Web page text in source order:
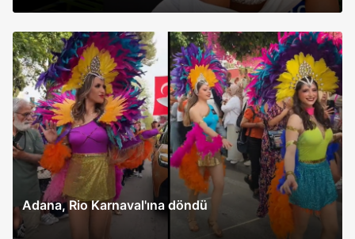
Adana, Rio Karnaval'ına döndü